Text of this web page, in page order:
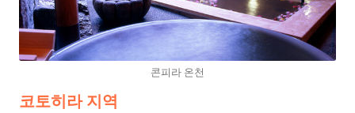
콘피라 온천
코토히라 지역